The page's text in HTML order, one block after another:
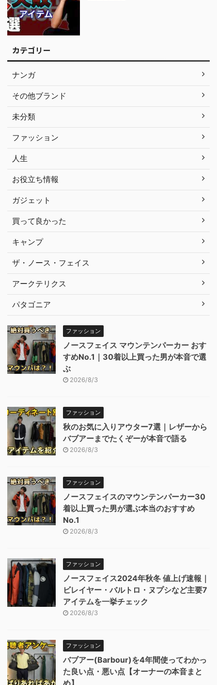
カテゴリー
ナンガ
その他ブランド
未分類
ファッション
人生
お役立ち情報
ガジェット
買って良かった
キャンプ
ザ・ノース・フェイス
アークテリクス
パタゴニア
ファッション
ノースフェイス マウンテンパーカー おす
すめNo.1｜30着以上買った男が本音で選
ぶ
2026/8/3
ファッション
秋のお気に入りアウター7選｜レザーから
バブアーまでたくぞーが本音で語る
2026/8/3
ファッション
ノースフェイスのマウンテンパーカー30
着以上買った男が選ぶ本当のおすすめ
No.1
2026/8/3
ファッション
ノースフェイス2024年秋冬 値上げ速報｜
ビレイヤー・バルトロ・ヌプシなど主要7
アイテムを一挙チェック
2026/8/3
ファッション
バブアー(Barbour)を4年間使ってわかっ
た良い点・悪い点【オーナーの本音まと
め】